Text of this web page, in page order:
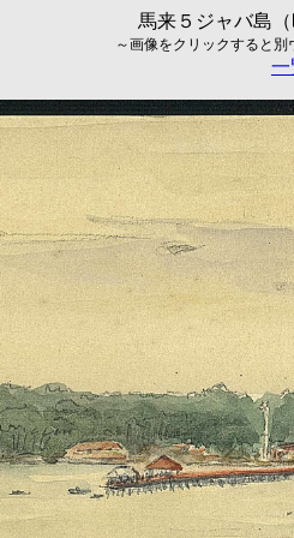
馬来５ジャバ島
～画像をクリックすると
一